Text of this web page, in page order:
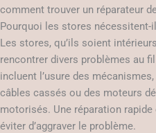
comment trouver un réparateur
Pourquoi les stores nécessitent-
Les stores, qu’ils soient
rencontrer divers problèmes au
incluent l’usure des
câbles cassés ou des moteurs
motorisés. Une réparation
éviter d’aggraver le problème.